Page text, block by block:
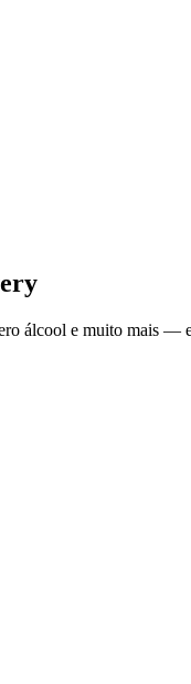
álcool e muito mais —